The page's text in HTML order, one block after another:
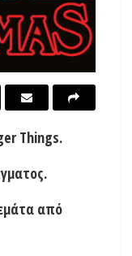
Things.
από